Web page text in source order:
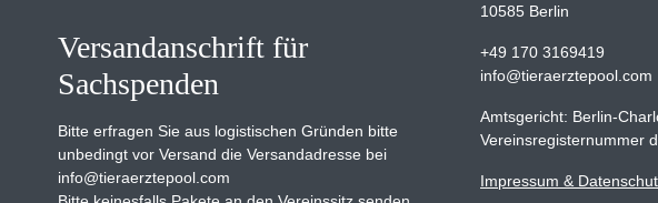
Versandanschrift für
Sachspenden
Bitte erfragen Sie aus logistischen Gründen bitte
unbedingt vor Versand die Versandadresse bei
info@tieraerztepool.com
10585 Berlin
+49 170 3169419
info@tieraerztepool.com
Amtsgericht: Berlin-
Vereinsregisternummer
Impressum &